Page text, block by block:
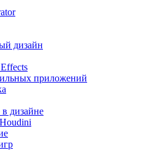
дизайн
приложений
дизайне